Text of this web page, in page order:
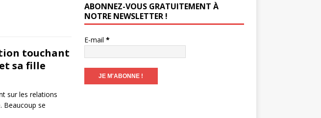
touchant
sa fille
sur les relations
Beaucoup se
ABONNEZ-VOUS GRATUITEMENT À
NOTRE NEWSLETTER !
E-mail *